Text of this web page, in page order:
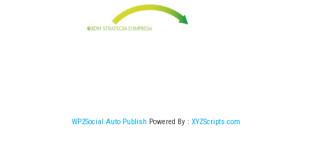
WP2Social Auto Publish Powered By : XYZScripts.com